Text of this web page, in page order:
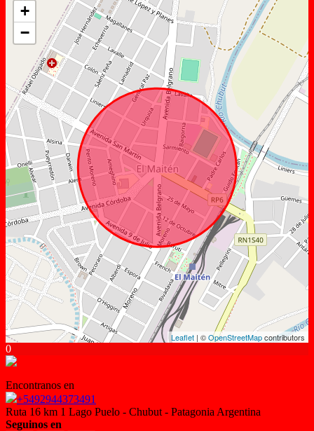
+
−
Leaflet | ©OpenStreetMapcontributors
0
Encontranos en
+5492944373491
Ruta 16 km 1 Lago Puelo - Chubut - Patagonia Argentina
Seguinos en